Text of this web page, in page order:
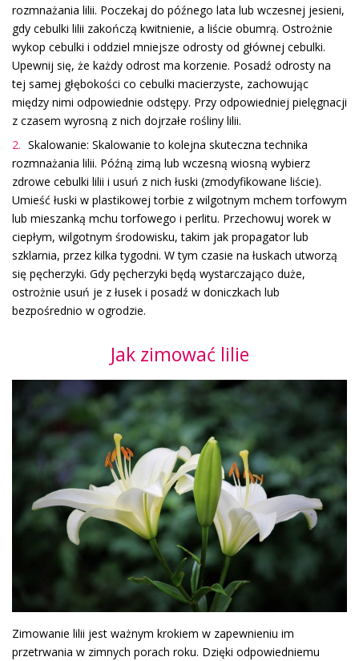
rozmnażania lilii. Poczekaj do późnego lata lub wczesnej jesieni,
gdy cebulki lilii zakończą kwitnienie, a liście obumrą. Ostrożnie
wykop cebulki i oddziel mniejsze odrosty od głównej cebulki.
Upewnij się, że każdy odrost ma korzenie. Posadź odrosty na
tej samej głębokości co cebulki macierzyste, zachowując
między nimi odpowiednie odstępy. Przy odpowiedniej pielęgnacji
z czasem wyrosną z nich dojrzałe rośliny lilii.
Skalowanie: Skalowanie to kolejna skuteczna technika
rozmnażania lilii. Późną zimą lub wczesną wiosną wybierz
zdrowe cebulki lilii i usuń z nich łuski (zmodyfikowane liście).
Umieść łuski w plastikowej torbie z wilgotnym mchem torfowym
lub mieszanką mchu torfowego i perlitu. Przechowuj worek w
ciepłym, wilgotnym środowisku, takim jak propagator lub
szklarnia, przez kilka tygodni. W tym czasie na łuskach utworzą
się pęcherzyki. Gdy pęcherzyki będą wystarczająco duże,
ostrożnie usuń je z łusek i posadź w doniczkach lub
bezpośrednio w ogrodzie.
Jak zimować lilie
Zimowanie lilii jest ważnym krokiem w zapewnieniu im
przetrwania w zimnych porach roku. Dzięki odpowiedniemu